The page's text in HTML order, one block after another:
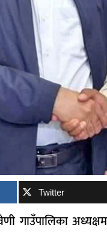
Twitter
गाउँपालिका